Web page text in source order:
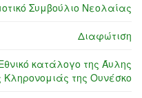
Συμβούλιο Νεολαίας
Διαφώτιση
κατάλογο της Άυλης
Κληρονομιάς της Ουνέσκο